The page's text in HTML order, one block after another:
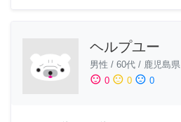
ヘルプユー
男性 / 60代 / 鹿児島県
sentiment_satisfied 0 sentiment_neutral 0 sentiment_dissatisfied 0